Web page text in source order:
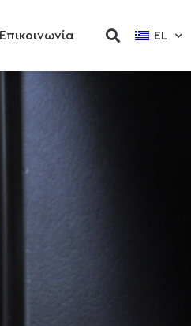
Επικοινωνία EL